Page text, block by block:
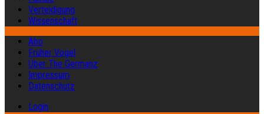
Verteidigung
Wissenschaft
Abo
Früher Vogel
Über The Germanz
Impressum
Datenschutz
Login